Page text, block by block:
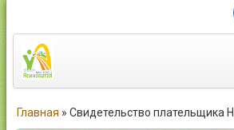
Главная » Свидетельство плательщика